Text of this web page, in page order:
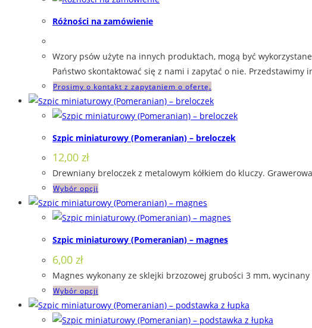
Różności na zamówienie
Wzory psów użyte na innych produktach, mogą być
Państwo skontaktować się z nami i zapytać o nie. Przedstawimy
Prosimy o kontakt z zapytaniem o ofertę.
Szpic miniaturowy (Pomeranian) – breloczek
12,00 zł
Drewniany breloczek z metalowym kółkiem do kluczy.
Wybór opcji
produkt
ma
wariantów.
można
na
stronie
Szpic miniaturowy (Pomeranian) – magnes
6,00 zł
Magnes wykonany ze sklejki brzozowej grubości 3 mm,
Wybór opcji
produkt
ma